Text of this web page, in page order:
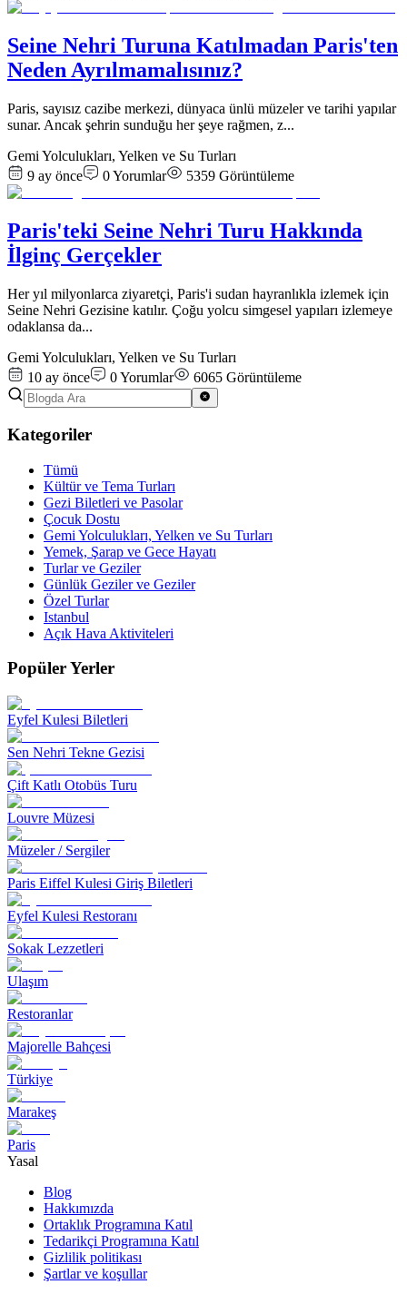
Seine Nehri Turuna Katılmadan Paris'ten
Neden Ayrılmamalısınız?
Paris, sayısız cazibe merkezi, dünyaca ünlü müzeler ve tarihi yapılar
sunar. Ancak şehrin sunduğu her şeye rağmen, z...
Gemi Yolculukları, Yelken ve Su Turları
9 ay önce
0Yorumlar 5359 Görüntüleme
Paris'teki Seine Nehri Turu Hakkında
İlginç Gerçekler
Her yıl milyonlarca ziyaretçi, Paris'i sudan hayranlıkla izlemek için
Seine Nehri Gezisine katılır. Çoğu yolcu simgesel yapıları izlemeye
odaklansa da...
Gemi Yolculukları, Yelken ve Su Turları
10 ay önce
0Yorumlar 6065 Görüntüleme
Kategoriler
Tümü
Kültür ve Tema Turları
Gezi Biletleri ve Pasolar
Çocuk Dostu
Gemi Yolculukları, Yelken ve Su Turları
Yemek, Şarap ve Gece Hayatı
Turlar ve Geziler
Günlük Geziler ve Geziler
Özel Turlar
Istanbul
Açık Hava Aktiviteleri
Popüler Yerler
Eyfel Kulesi Biletleri
Sen Nehri Tekne Gezisi
Çift Katlı Otobüs Turu
Louvre Müzesi
Müzeler / Sergiler
Paris Eiffel Kulesi Giriş Biletleri
Eyfel Kulesi Restoranı
Sokak Lezzetleri
Ulaşım
Restoranlar
Majorelle Bahçesi
Türkiye
Marakeş
Paris
Yasal
Blog
Hakkımızda
Ortaklık Programına Katıl
Tedarikçi Programına Katıl
Gizlilik politikası
Şartlar ve koşullar